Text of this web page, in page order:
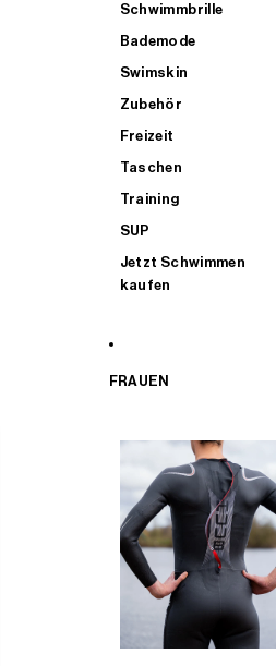
Schwimmbrille
Bademode
Swimskin
Zubehör
Freizeit
Taschen
Training
SUP
Jetzt Schwimmen
kaufen
FRAUEN